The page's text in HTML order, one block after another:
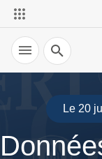
Recherche
Le 20